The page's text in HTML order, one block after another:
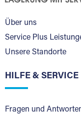
Über uns
Service Plus
Unsere Standorte
HILFE & SERVICE
Fragen und